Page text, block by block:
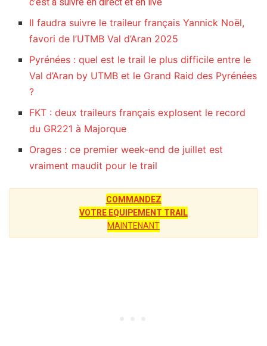
Il faudra suivre le traileur français Yannick Noël,
favori de l’UTMB Val d’Aran 2025
Pyrénées : quel est le trail le plus difficile entre le
Val d’Aran by UTMB et le Grand Raid des Pyrénées
?
FKT : deux traileurs français explosent le record
du GR221 à Majorque
Orages : ce premier week-end de juillet est
vraiment maudit pour le trail
COMMANDEZ
VOTRE EQUIPEMENT TRAIL
MAINTENANT